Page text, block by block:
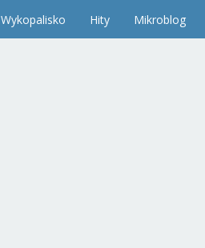
Wykopalisko Hity Mikroblog